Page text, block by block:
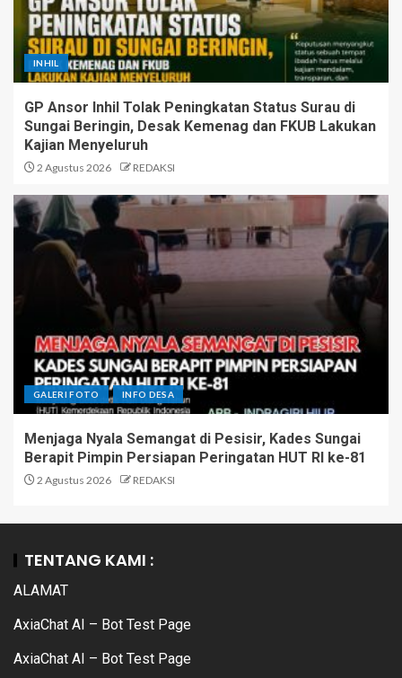
INHIL
GP Ansor Inhil Tolak Peningkatan Status Surau di
Sungai Beringin, Desak Kemenag dan FKUB Lakukan
Kajian Menyeluruh
2 Agustus 2026 REDAKSI
GALERI FOTO INFO DESA
Menjaga Nyala Semangat di Pesisir, Kades Sungai
Berapit Pimpin Persiapan Peringatan HUT RI ke-81
2 Agustus 2026 REDAKSI
TENTANG KAMI :
ALAMAT
AxiaChat AI – Bot Test Page
AxiaChat AI – Bot Test Page